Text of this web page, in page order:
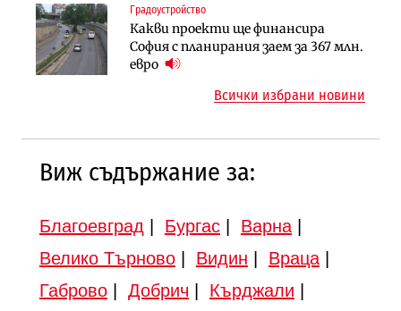
Градоустройство
Какви проекти ще финансира
София с планирания заем за 367 млн.
евро
Търново
Градоустройство
Шест кандидата с интерес към
Публични финанси
Регионалният министър поема „на
ръчно управление“ общинската
инвестиционна програма
Всички избрани новини
Виж съдържание за:
Благоевград Бургас| Варна|
Велико Търново| Видин Враца|
Габрово| Добрич Кърджали